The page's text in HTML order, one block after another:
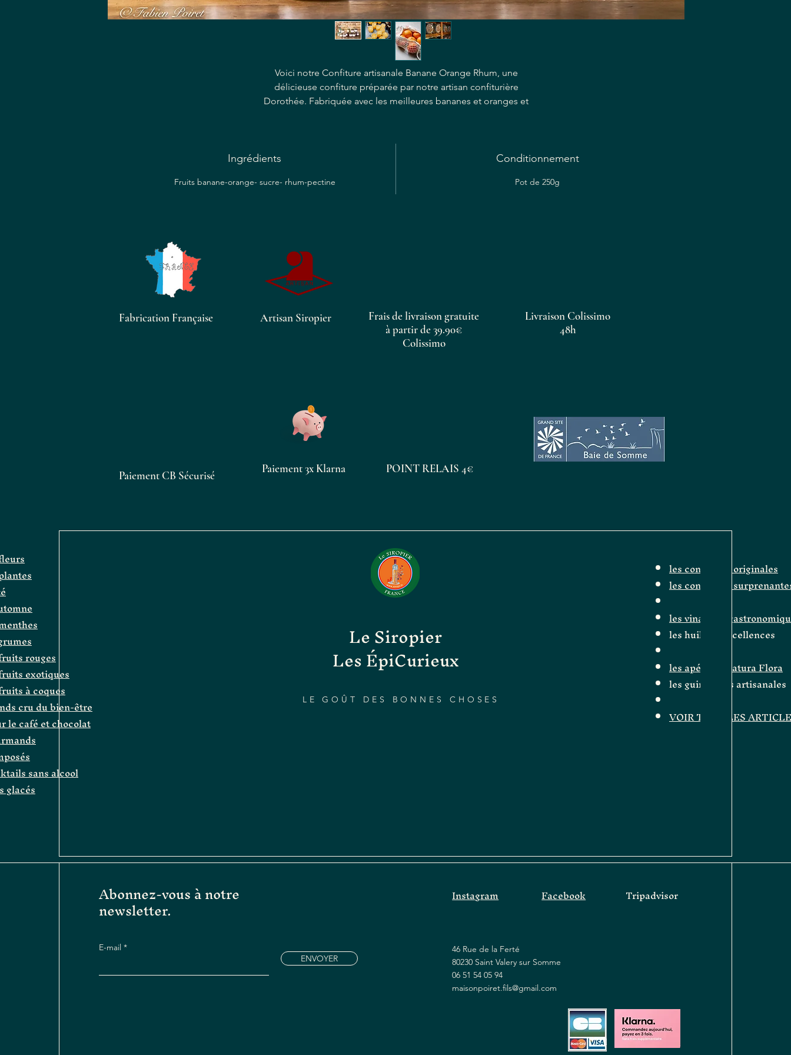
Voici notre Confiture artisanale Banane Orange Rhum, une
délicieuse confiture préparée par notre artisan confiturière
Dorothée. Fabriquée avec les meilleures bananes et oranges et
acidulée des oranges et de la chaleur du rhum, créant une
expérience vraiment indulgente pour vos papilles gustatives.
comme glaçage pour les viandes - quelle que soit la façon dont
Ingrédients
Fruits banane-orange- sucre- rhum-pectine
Conditionnement
Pot de 250g
Fabrication Française Artisan Siropier
Frais de livraison gratuite
à partir de 39.90€
Colissimo
Livraison Colissimo
48h
Paiement CB Sécurisé
Paiement 3x Klarna POINT RELAIS 4€
rouges
exotiques
à coques
cru du bien-être
le café et chocolat
sans alcool
glacés
Le Siropier
Les ÉpiCurieux
LE GOÛT DES BONNES CHOSES
les confitures originales
les confitures
les vinaigres
les huiles d'excellences
les apéritifs Natura Flora
les guimauves artisanales
VOIR TOUS LES
Abonnez-vous à notre
newsletter.
E-mail
ENVOYER
Instagram Facebook Tripadvisor
46 Rue de la Ferté
80230 Saint Valery sur Somme
06 51 54 05 94
maisonpoiret.fils@gmail.com